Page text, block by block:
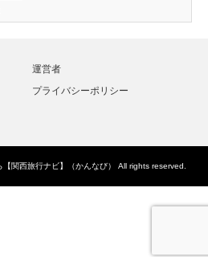
運営者
プライバシーポリシー
関西旅行ナビ】（かんなび） All rights reserved.